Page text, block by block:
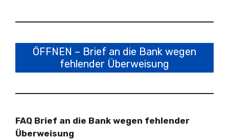
ÖFFNEN – Brief an die Bank wegen
fehlender Überweisung
FAQ Brief an die Bank wegen fehlender
Überweisung